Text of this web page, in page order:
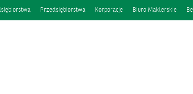
Przedsiębiorstwa Korporacje Biuro Maklerskie